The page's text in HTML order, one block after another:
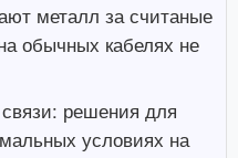
металл за считаные
обычных кабелях не
решения для
условиях на